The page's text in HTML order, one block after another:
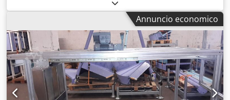
lunghezza 3,0 m, montata su una base solida regolabile in
altezza -Larghezza rulli: 200 mm -Diametro rulli: 50 mm -
Distanza tra i rulli: 140 mm -Dimensioni di trasporto:
3000/310/H890 mm -Peso: 44 kg Credezq Aaxopfx Alyjf
Annuncio economico